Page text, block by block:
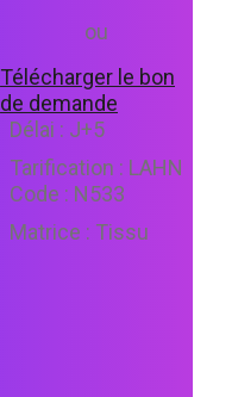
ou
Télécharger le bon
de demande
Délai : J+5
Tarification : LAHN
Code : N533
Matrice : Tissu